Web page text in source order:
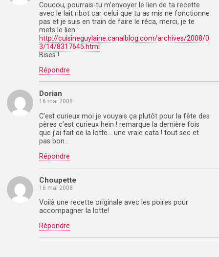
Coucou, pourrais-tu m’envoyer le lien de ta recette
avec le lait ribot car celui que tu as mis ne fonctionne
pas et je suis en train de faire le réca, merci, je te
mets le lien :
http://cuisineguylaine.canalblog.com/archives/2008/0
3/14/8317645.html
Bises !
Répondre
Dorian
16 mai 2008
C’est curieux moi je vouyais ça plutôt pour la fête des
pères c’est curieux hein ! remarque la dernière fois
que j’ai fait de la lotte… une vraie cata ! tout sec et
pas bon…
Répondre
Choupette
16 mai 2008
Voilà une recette originale avec les poires pour
accompagner la lotte!
Répondre